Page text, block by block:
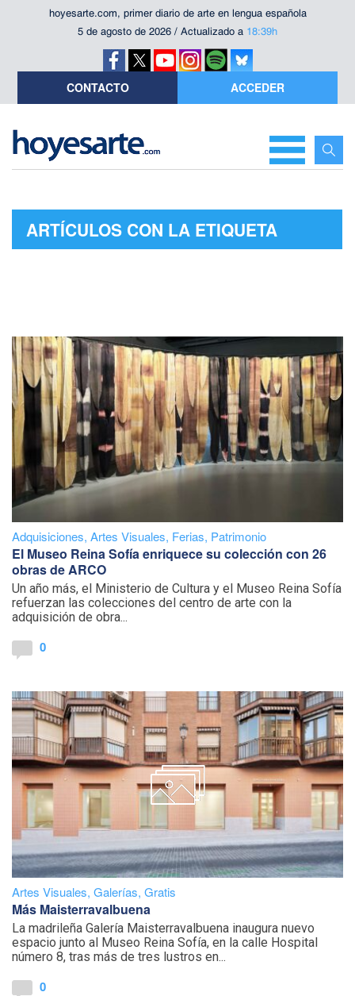
hoyesarte.com, primer diario de arte en lengua española
5 de agosto de 2026 / Actualizado a 18:39h
CONTACTO ACCEDER
ARTÍCULOS CON LA ETIQUETA
Adquisiciones, Artes Visuales, Ferias, Patrimonio
El Museo Reina Sofía enriquece su colección con 26
obras de ARCO
Un año más, el Ministerio de Cultura y el Museo Reina Sofía
refuerzan las colecciones del centro de arte con la
adquisición de obra...
0
Artes Visuales, Galerías, Gratis
Más Maisterravalbuena
La madrileña Galería Maisterravalbuena inaugura nuevo
espacio junto al Museo Reina Sofía, en la calle Hospital
número 8, tras más de tres lustros en...
0